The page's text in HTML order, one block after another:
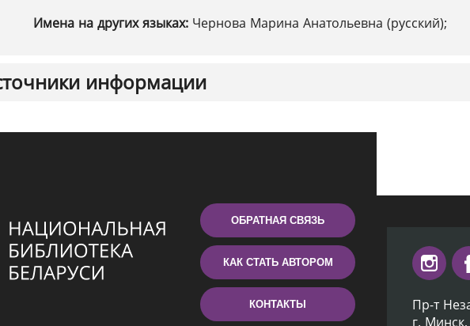
Имена на других языках: Чернова Марина Анатольевна (русский);
информации
ОБРАТНАЯ СВЯЗЬ
КАК СТАТЬ АВТОРОМ
КОНТАКТЫ
Пр-т
г.